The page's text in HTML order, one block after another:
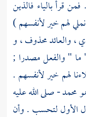
قرأ بالياء فالذين
لهم خير لأنفسهم )
، والعائد محذوف ، و
" والفعل مصدرا ;
لهم خير لأنفسهم .
محمد- صلى الله عليه
الأول لتحسب . وأن